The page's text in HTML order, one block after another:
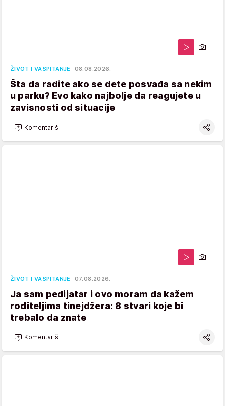
ŽIVOT I VASPITANJE 08.08.2026.
Šta da radite ako se dete posvađa sa nekim
u parku? Evo kako najbolje da reagujete u
zavisnosti od situacije
Komentariši
ŽIVOT I VASPITANJE 07.08.2026.
Ja sam pedijatar i ovo moram da kažem
roditeljima tinejdžera: 8 stvari koje bi
trebalo da znate
Komentariši